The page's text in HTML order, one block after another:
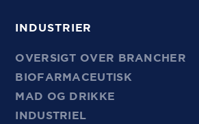
INDUSTRIER
OVERSIGT OVER BRANCHER
BIOFARMACEUTISK
MAD OG DRIKKE
INDUSTRIEL